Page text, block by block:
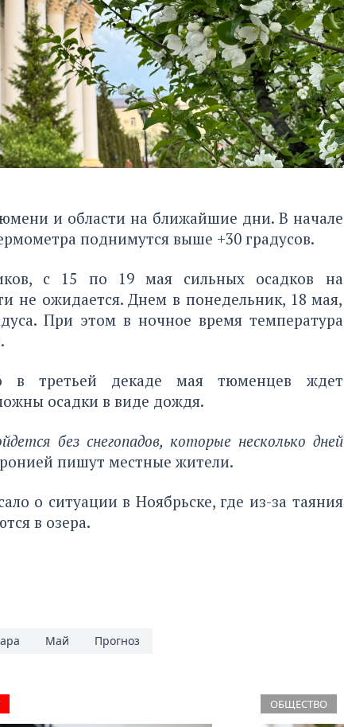
и области на ближайшие дни. В начале
поднимутся выше +30 градусов.
с 15 по 19 мая сильных осадков на
не ожидается. Днем в понедельник, 18 мая,
При этом в ночное время температура
в третьей декаде мая тюменцев ждет
осадки в виде дождя.
без снегопадов, которые несколько дней
пишут местные жители.
о ситуации в Ноябрьске, где из-за таяния
в озера.
Май Прогноз
ОБЩЕСТВО